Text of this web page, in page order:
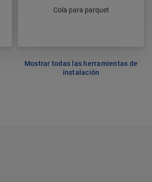
Cola para parquet
Mostrar todas las herramientas de
instalación